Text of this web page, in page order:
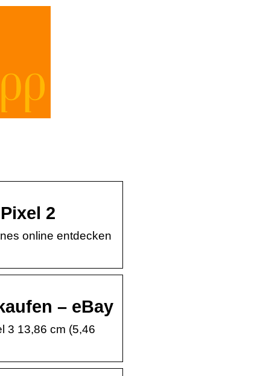
2
online entdecken
– eBay
3 13,86 cm (5,46